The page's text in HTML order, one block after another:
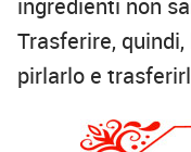
Trasferire, quindi,
pirlarlo e